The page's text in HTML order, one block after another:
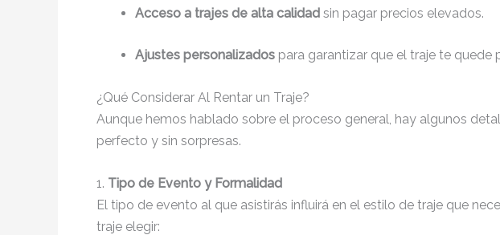
Acceso a trajes de alta calidad sin pagar precios elevados.
Ajustes personalizados para garantizar que el traje te quede
¿Qué Considerar Al Rentar un Traje?
Aunque hemos hablado sobre el proceso general, hay algunos
perfecto y sin sorpresas.
1. Tipo de Evento y Formalidad
El tipo de evento al que asistirás influirá en el estilo de traje que
traje elegir: